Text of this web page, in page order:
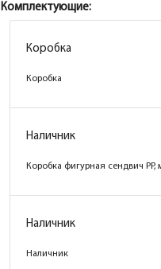
Комплектующие:
Коробка
Коробка
Наличник
Коробка фигурная сендвич
Наличник
Наличник